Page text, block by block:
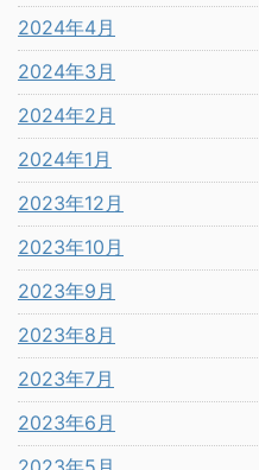
2024年4月
2024年3月
2024年2月
2024年1月
2023年12月
2023年10月
2023年9月
2023年8月
2023年7月
2023年6月